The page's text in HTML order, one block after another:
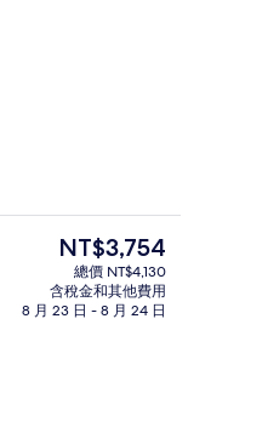
SLEEPER 4-1 | 私人 Spa 浴池
目
的
價
NT$3,754
總價 NT$4,130
含稅金和其他費用
8 月 23 日 - 8 月 24 日